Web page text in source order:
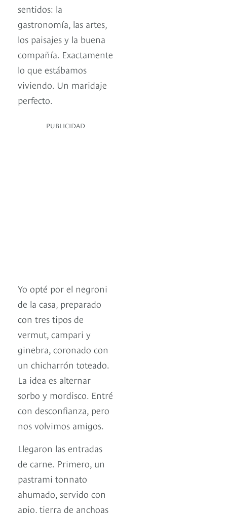
sentidos: la
gastronomía, las artes,
los paisajes y la buena
compañía. Exactamente
lo que estábamos
viviendo. Un maridaje
perfecto.
PUBLICIDAD
Yo opté por el negroni
de la casa, preparado
con tres tipos de
vermut, campari y
ginebra, coronado con
un chicharrón toteado.
La idea es alternar
sorbo y mordisco. Entré
con desconfianza, pero
nos volvimos amigos.
Llegaron las entradas
de carne. Primero, un
pastrami tonnato
ahumado, servido con
apio, tierra de anchoas